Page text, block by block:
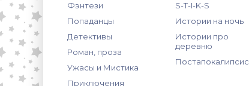
Фэнтези
Попаданцы
Детективы
Роман, проза
Ужасы и Мистика
Приключения
S-T-I-K-S
Истории на ночь
Истории про
деревню
Постапокалипсис